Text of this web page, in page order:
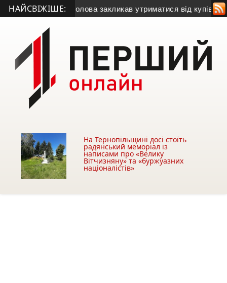
НАЙСВІЖІШЕ:
• Міський голова закликав утриматися від купівлі будівлі
На Тернопільщині досі стоїть
радянський меморіал із
написами про «Велику
Вітчизняну» та «буржуазних
націоналістів»